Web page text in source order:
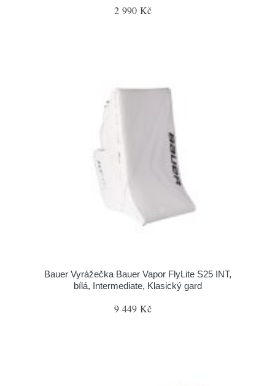
2 990 Kč
Bauer Vyrážečka Bauer Vapor FlyLite S25 INT,
bílá, Intermediate, Klasický gard
9 449 Kč